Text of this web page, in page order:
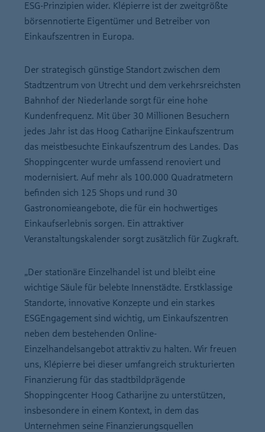
ESG-Prinzipien wider. Klépierre ist der zweitgrößte
börsennotierte Eigentümer und Betreiber von
Einkaufszentren in Europa.
Der strategisch günstige Standort zwischen dem
Stadtzentrum von Utrecht und dem verkehrsreichsten
Bahnhof der Niederlande sorgt für eine hohe
Kundenfrequenz. Mit über 30 Millionen Besuchern
jedes Jahr ist das Hoog Catharijne Einkaufszentrum
das meistbesuchte Einkaufszentrum des Landes. Das
Shoppingcenter wurde umfassend renoviert und
modernisiert. Auf mehr als 100.000 Quadratmetern
befinden sich 125 Shops und rund 30
Gastronomieangebote, die für ein hochwertiges
Einkaufserlebnis sorgen. Ein attraktiver
Veranstaltungskalender sorgt zusätzlich für Zugkraft.
„Der stationäre Einzelhandel ist und bleibt eine
wichtige Säule für belebte Innenstädte. Erstklassige
Standorte, innovative Konzepte und ein starkes
ESGEngagement sind wichtig, um Einkaufszentren
neben dem bestehenden Online-
Einzelhandelsangebot attraktiv zu halten. Wir freuen
uns, Klépierre bei dieser umfangreich strukturierten
Finanzierung für das stadtbildprägende
Shoppingcenter Hoog Catharijne zu unterstützen,
insbesondere in einem Kontext, in dem das
Unternehmen seine Finanzierungsquellen